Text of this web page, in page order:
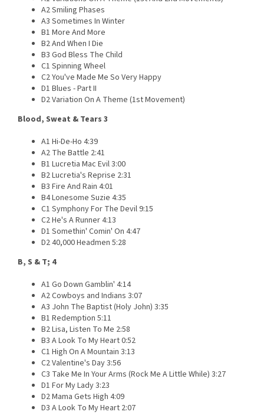
A2 Smiling Phases
A3 Sometimes In Winter
B1 More And More
B2 And When I Die
B3 God Bless The Child
C1 Spinning Wheel
C2 You've Made Me So Very Happy
D1 Blues - Part II
D2 Variation On A Theme (1st Movement)
Blood, Sweat & Tears 3
A1 Hi-De-Ho 4:39
A2 The Battle 2:41
B1 Lucretia Mac Evil 3:00
B2 Lucretia's Reprise 2:31
B3 Fire And Rain 4:01
B4 Lonesome Suzie 4:35
C1 Symphony For The Devil 9:15
C2 He's A Runner 4:13
D1 Somethin' Comin' On 4:47
D2 40,000 Headmen 5:28
B, S & T; 4
A1 Go Down Gamblin' 4:14
A2 Cowboys and Indians 3:07
A3 John The Baptist (Holy John) 3:35
B1 Redemption 5:11
B2 Lisa, Listen To Me 2:58
B3 A Look To My Heart 0:52
C1 High On A Mountain 3:13
C2 Valentine's Day 3:56
C3 Take Me In Your Arms (Rock Me A Little While) 3:27
D1 For My Lady 3:23
D2 Mama Gets High 4:09
D3 A Look To My Heart 2:07